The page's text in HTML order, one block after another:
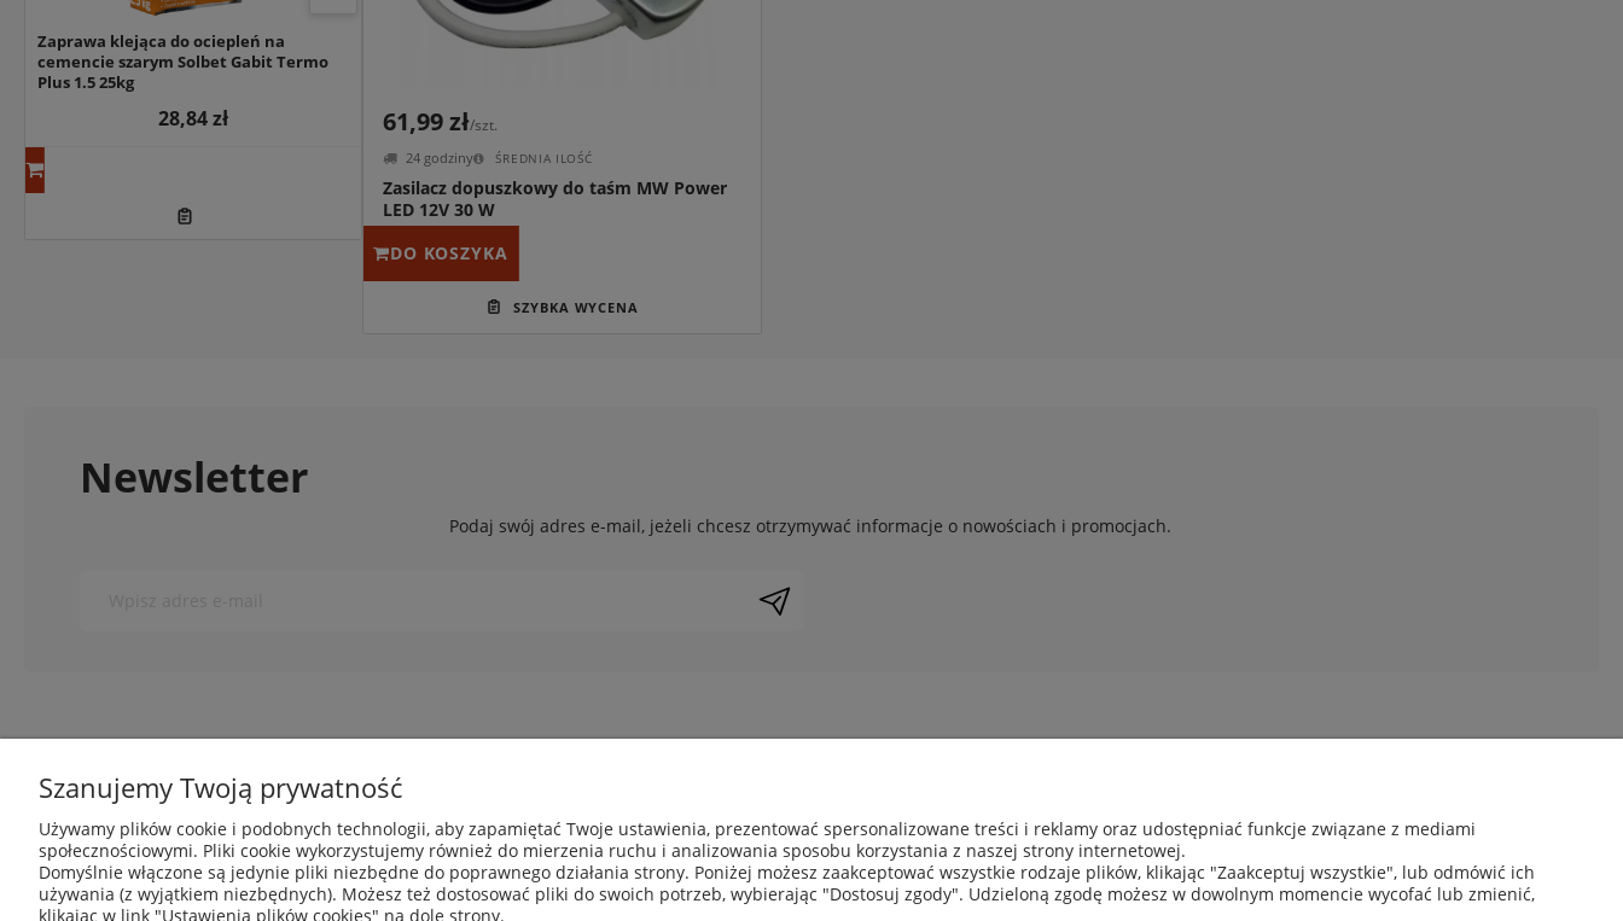
Zaprawa klejąca do ociepleń na
cemencie szarym Solbet Gabit Termo
Plus 1.5 25kg
28,84 zł
Klej hybrydowy uniwersalny Soudal T-
Zasilacz dopuszkowy do taśm MW Power
LED 12V 30 W
61,99 zł/szt.
24 godziny ŚREDNIA ILOŚĆ
DO KOSZYKA
Newsletter
Podaj swój adres e-mail, jeżeli chcesz otrzymywać informacje o nowościach i promocjach.
O nas
Kontakt i dane firmy
O nas
Blog
Metody płatności
Polityka prywatności
Regulamin sklepu
Jak kupować?
Pytania i odpowiedzi
Klient biznesowy
Twoje zamówienia
Ustawienia konta
Ulubione
Szanujemy Twoją prywatność
Używamy plików cookie i podobnych technologii, aby zapamiętać Twoje ustawienia, prezentować spersonalizowane treści i reklamy oraz udostępniać funkcje związane z mediami
społecznościowymi. Pliki cookie wykorzystujemy również do mierzenia ruchu i analizowania sposobu korzystania z naszej strony internetowej.
Domyślnie włączone są jedynie pliki niezbędne do poprawnego działania strony. Poniżej możesz zaakceptować wszystkie rodzaje plików, klikając "Zaakceptuj wszystkie", lub odmówić ich
używania (z wyjątkiem niezbędnych). Możesz też dostosować pliki do swoich potrzeb, wybierając "Dostosuj zgody". Udzieloną zgodę możesz w dowolnym momencie wycofać lub zmienić,
klikając w link "Ustawienia plików cookies" na dole strony.